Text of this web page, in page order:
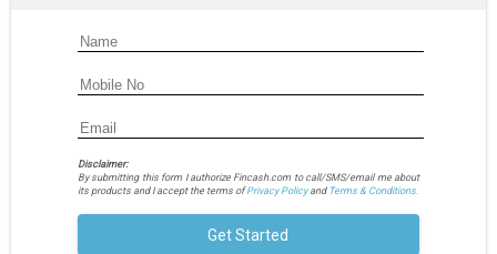
Disclaimer:
By submitting this form I authorize Fincash.com to call/SMS/email me about
its products and I accept the terms ofPrivacy Policyand Terms & Conditions.
Get Started